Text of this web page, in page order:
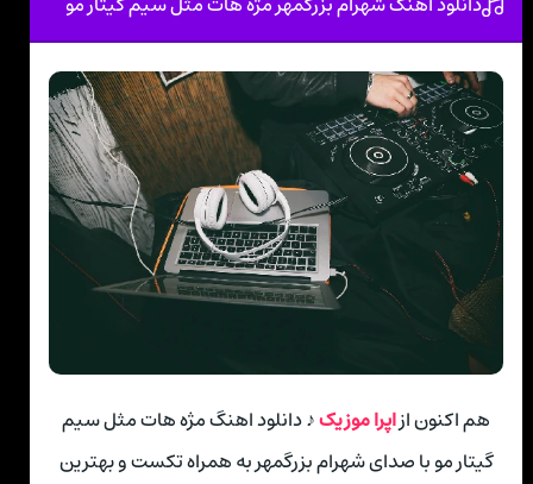
هم اکنون ازاپرا موزیک♪ دانلود اهنگ مژه هات مثل سیم
گیتار مو با صدای شهرام بزرگمهر به همراه تکست و بهترین